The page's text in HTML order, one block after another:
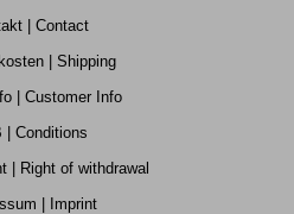
| Contact
| Shipping
| Customer Info
| Conditions
| Right of withdrawal
| Imprint